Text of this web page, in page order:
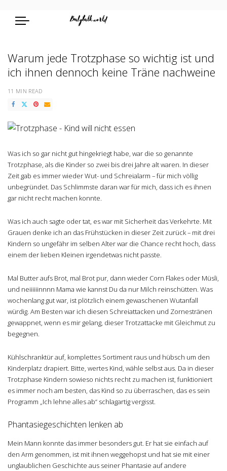
Warum jede Trotzphase so wichtig ist und
ich ihnen dennoch keine Träne nachweine
11 MIN READ
Was ich so gar nicht gut hingekriegt habe, war die so genannte
Trotzphase, als die Kinder so zwei bis drei Jahre alt waren. In dieser
Zeit gab es immer wieder Wut- und Schreialarm – für mich völlig
unbegründet. Das Schlimmste daran war für mich, dass ich es ihnen
gar nicht recht machen konnte.
Was ich auch sagte oder tat, es war mit Sicherheit das Verkehrte. Mit
Grauen denke ich an das Frühstücken in dieser Zeit zurück – mit drei
Kindern so ungefähr im selben Alter war die Chance recht hoch, dass
einem der lieben Kleinen irgendetwas nicht passte.
Mal Butter aufs Brot, mal Brot pur, dann wieder Corn Flakes oder Müsli,
und neiiiiiinnnn Mama wie kannst Du da nur Milch reinschütten. Was
wochenlang gut war, ist plötzlich einem gewaschenen Wutanfall
würdig. Am Besten war ich diesen Schreiattacken und Zornestränen
gewappnet, wenn es mir gelang, dieser Trotzattacke mit Gleichmut zu
begegnen.
Kühlschranktür auf, komplettes Sortiment raus und hübsch um den
Kinderplatz drapiert. Bitte, wertes Kind, wähle selbst aus. Da in dieser
Trotzphase Kindern sowieso nichts recht zu machen ist, funktioniert
es immer noch am besten, das Kind so zu überraschen, das es sein
Programm „Ich lehne alles ab“ schlagartig vergisst.
Phantasiegeschichten lenken ab
Mein Mann konnte das immer besonders gut. Er hat sie einfach auf
den Arm genommen, ist mit ihnen weggehopst und hat sie mit einer
unglaublichen Geschichte aus seiner Phantasie auf andere